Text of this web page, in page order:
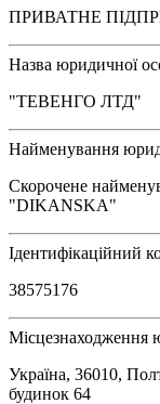
ПРИВАТНЕ
Назва юридичної
"ТЕВЕНГО ЛТД"
Найменування
Скорочене
"DIKANSKA"
Ідентифікаційний
38575176
Місцезнаходження
Україна, 36010,
будинок 64